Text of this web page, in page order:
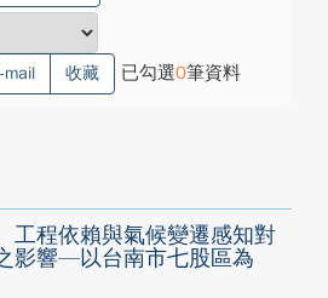
mail 收藏 已勾選0筆資料
工程依賴與氣候變遷感知對
影響—以台南市七股區為